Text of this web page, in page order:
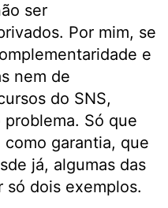
ser
Por mim, se
e
nem de
do SNS,
Só que
garantia, que
já, algumas das
só dois exemplos.